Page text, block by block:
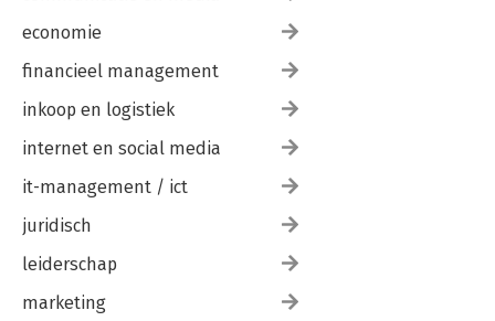
economie
financieel management
inkoop en logistiek
internet en social media
it-management / ict
juridisch
leiderschap
marketing